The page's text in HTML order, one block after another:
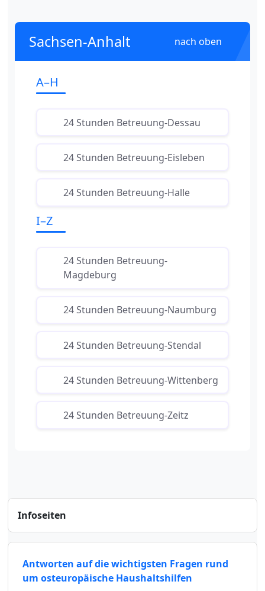
Sachsen-Anhalt nach oben
A–H
24 Stunden Betreuung-Dessau
24 Stunden Betreuung-Eisleben
24 Stunden Betreuung-Halle
I–Z
24 Stunden Betreuung-
Magdeburg
24 Stunden Betreuung-Naumburg
24 Stunden Betreuung-Stendal
24 Stunden Betreuung-Wittenberg
24 Stunden Betreuung-Zeitz
Infoseiten
Antworten auf die wichtigsten Fragen rund
um osteuropäische Haushaltshilfen